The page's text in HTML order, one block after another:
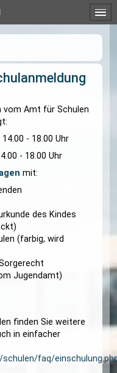
werden vom Amt für
2025 14.00 - 18.00
14.00 - 18.00 Uhr
Unterlagenmit:
des
Schulen (farbig,
Sorgerecht
vom Jugendamt)